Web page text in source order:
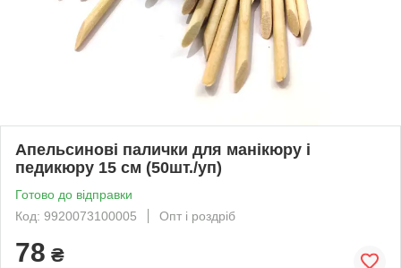
Апельсинові палички для манікюру і
педикюру 15 см (50шт./уп)
Готово до відправки
Код: 9920073100005
Опт і роздріб
78 ₴